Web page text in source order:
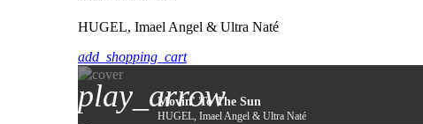
HUGEL, Imael Angel & Ultra Naté
add_shopping_cart
play_arrow
Movin' To The Sun
HUGEL, Imael Angel & Ultra Naté